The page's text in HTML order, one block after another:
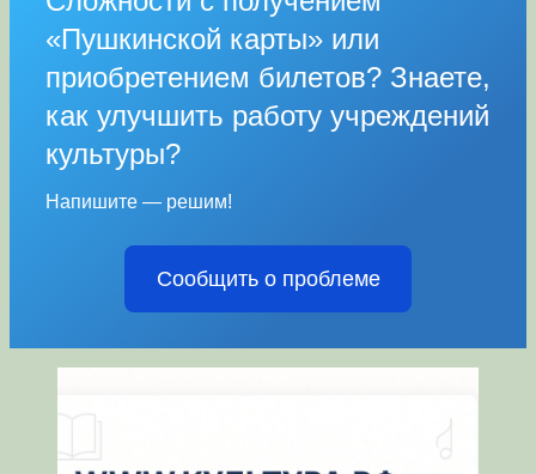
«Пушкинской карты» или
приобретением билетов? Знаете,
как улучшить работу учреждений
культуры?
Напишите — решим!
Сообщить о проблеме